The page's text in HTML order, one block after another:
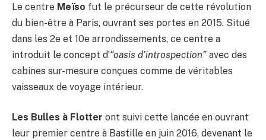
Le centre Meïso fut le précurseur de cette révolution
du bien-être à Paris, ouvrant ses portes en 2015. Situé
dans les 2e et 10e arrondissements, ce centre a
introduit le concept d’“oasis d’introspection” avec des
cabines sur-mesure conçues comme de véritables
vaisseaux de voyage intérieur.
Les Bulles à Flotter ont suivi cette lancée en ouvrant
leur premier centre à Bastille en juin 2016, devenant le